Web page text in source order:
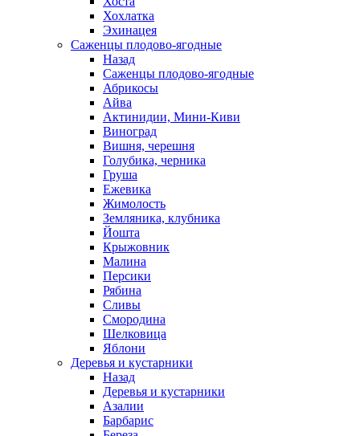
Хохлатка
Эхинацея
Саженцы плодово-ягодные
Назад
Саженцы плодово-ягодные
Абрикосы
Айва
Актинидии, Мини-Киви
Виноград
Вишня, черешня
Голубика, черника
Груша
Ежевика
Жимолость
Земляника, клубника
Йошта
Крыжовник
Малина
Персики
Рябина
Сливы
Смородина
Шелковица
Яблони
Деревья и кустарники
Назад
Деревья и кустарники
Азалии
Барбарис